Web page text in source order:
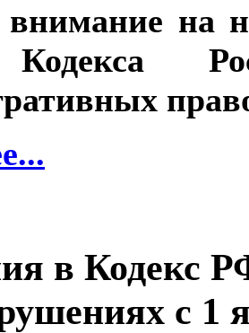
внимание на
Кодекса
в Кодекс
с 1